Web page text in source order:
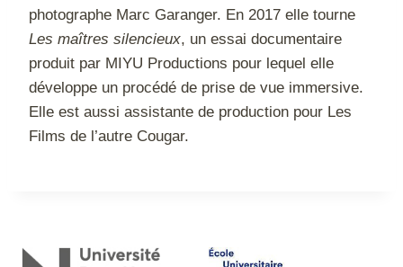
photographe Marc Garanger. En 2017 elle tourne
Les maîtres silencieux, un essai documentaire
produit par MIYU Productions pour lequel elle
développe un procédé de prise de vue immersive.
Elle est aussi assistante de production pour Les
Films de l’autre Cougar.